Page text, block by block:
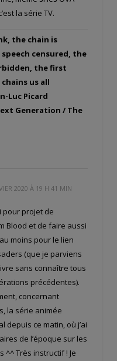
la série TV.
the chain is
censured, the
the first
us all
Luc Picard
Generation / The
2020 À 19 H 41 MIN
pour projet de
Blood et de faire aussi
moins pour le lien
(que je parviens
sans connaître tous
précédentes).
concernant
la série animée
depuis ce matin, où j’ai
de l’époque sur les
^^ Très instructif ! Je